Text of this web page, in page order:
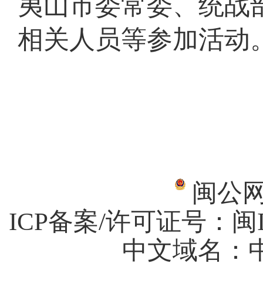
相关人员等参加活动
闽公
ICP备案/许可证号： 闽
中文域名：